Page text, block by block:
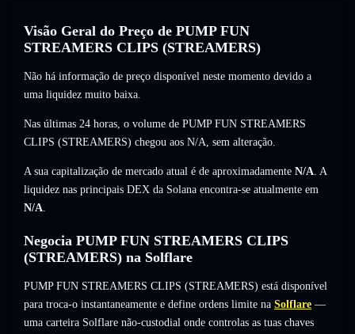
Visão Geral do Preço de PUMP FUN
STREAMERS CLIPS (STREAMERS)
Não há informação de preço disponível neste momento devido a
uma liquidez muito baixa.
Nas últimas 24 horas, o volume de PUMP FUN STREAMERS
CLIPS (STREAMERS) chegou aos N/A, sem alteração.
A sua capitalização de mercado atual é de aproximadamente N/A. A
liquidez nas principais DEX da Solana encontra-se atualmente em
N/A.
Negocia PUMP FUN STREAMERS CLIPS
(STREAMERS) na Solflare
PUMP FUN STREAMERS CLIPS (STREAMERS) está disponível
para troca-o instantaneamente e define ordens limite na Solflare —
uma carteira Solflare não-custodial onde controlas as tuas chaves